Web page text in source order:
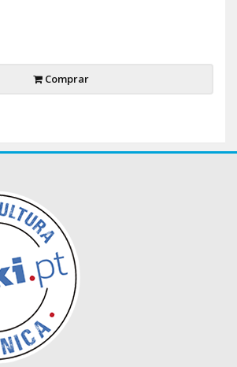
Comprar